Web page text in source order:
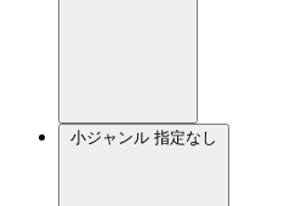
小ジャンル 指定なし